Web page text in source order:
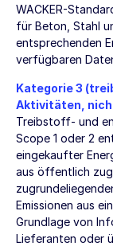
WACKER-
für Beton, Stahl
entsprechenden
verfügbaren
Kategorie 3
Aktivitäten,
Treibstoff- und
Scope 1 oder 2
eingekaufter
aus öffentlich
Emissionen aus
Grundlage von
Lieferanten oder